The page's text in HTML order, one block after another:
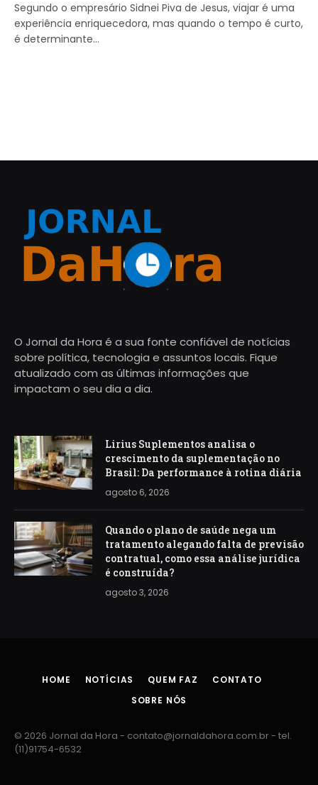
Segundo o empresário Sidnei Piva de Jesus, viajar é uma
experiência enriquecedora, mas quando o tempo é curto,
é determinante…
O Jornal da Hora é a sua fonte confiável de notícias
sobre política, tecnologia e assuntos locais. Fique
atualizado com as últimas informações que
impactam o seu dia a dia.
Lirius Suplementos analisa o
crescimento da suplementação no
Brasil: Da performance à rotina diária
agosto 6, 2026
Quando o plano de saúde nega um
tratamento alegando falta de previsão
contratual, como essa análise jurídica
é construída?
agosto 3, 2026
HOME NOTÍCIAS QUEM FAZ
CONTATO
SOBRE NÓS
© 2026 Jornal da Hora - contato@jornaldahora.com.br- tel.
(11)91754-6532